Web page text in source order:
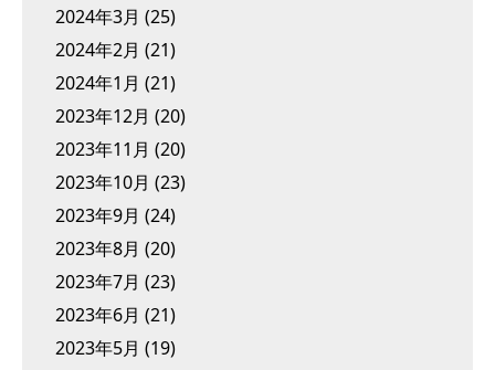
2024年3月 (25)
2024年2月 (21)
2024年1月 (21)
2023年12月 (20)
2023年11月 (20)
2023年10月 (23)
2023年9月 (24)
2023年8月 (20)
2023年7月 (23)
2023年6月 (21)
2023年5月 (19)